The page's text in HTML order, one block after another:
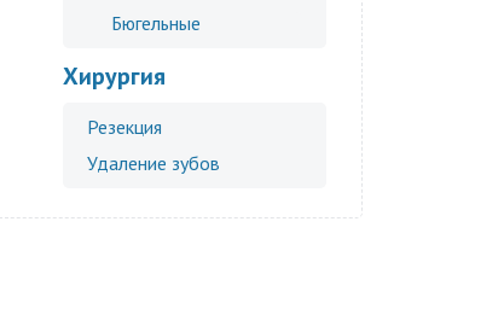
Бюгельные
Хирургия
Резекция
Удаление зубов